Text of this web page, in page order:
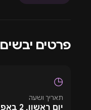
תקפה וחלה על האתר.
פרטים יבשים
◷
תאריך ושעה
יום ראשון, 2 באפריל